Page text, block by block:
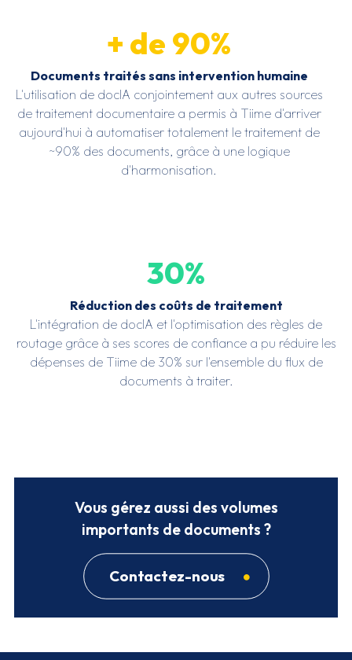
+ de 90%
Documents traités sans intervention humaine
L'utilisation de docIA conjointement aux autres sources
de traitement documentaire a permis à Tiime d'arriver
aujourd'hui à automatiser totalement le traitement de
~90% des documents, grâce à une logique
d'harmonisation.
30%
Réduction des coûts de traitement
L'intégration de docIA et l'optimisation des règles de
routage grâce à ses scores de confiance a pu réduire les
dépenses de Tiime de 30% sur l'ensemble du flux de
documents à traiter.
Vous gérez aussi des volumes
importants de documents ?
Contactez-nous